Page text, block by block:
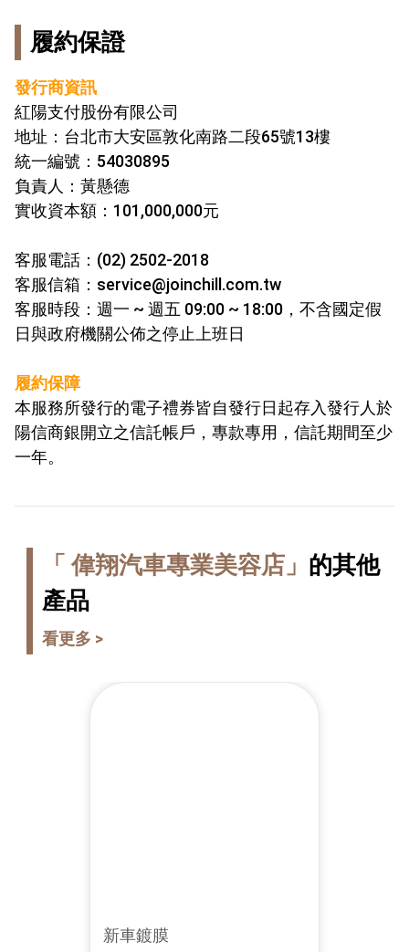
履約保證
發行商資訊
紅陽支付股份有限公司
地址：台北市大安區敦化南路二段65號13樓
統一編號：54030895
負責人：黃懸德
實收資本額：101,000,000元
客服電話：(02) 2502-2018
客服信箱：service@joinchill.com.tw
客服時段：週一 ~ 週五 09:00 ~ 18:00，不含國定假
日與政府機關公佈之停止上班日
履約保障
本服務所發行的電子禮券皆自發行日起存入發行人於
陽信商銀開立之信託帳戶，專款專用，信託期間至少
一年。
「 偉翔汽車專業美容店」 的其他
產品
看更多 >
新車鍍膜